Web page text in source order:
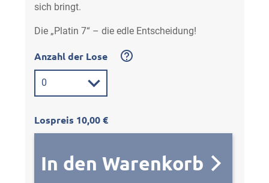
sich bringt.
Die „Platin 7“ – die edle Entscheidung!
Anzahl der Lose
Lospreis 10,00 €
In den Warenkorb